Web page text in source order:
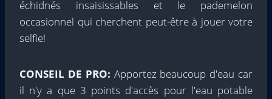
échidnés insaisissables et le pademelon
occasionnel qui cherchent peut-être à jouer votre
selfie!
CONSEIL DE PRO: Apportez beaucoup d'eau car
il n'y a que 3 points d'accès pour l'eau potable